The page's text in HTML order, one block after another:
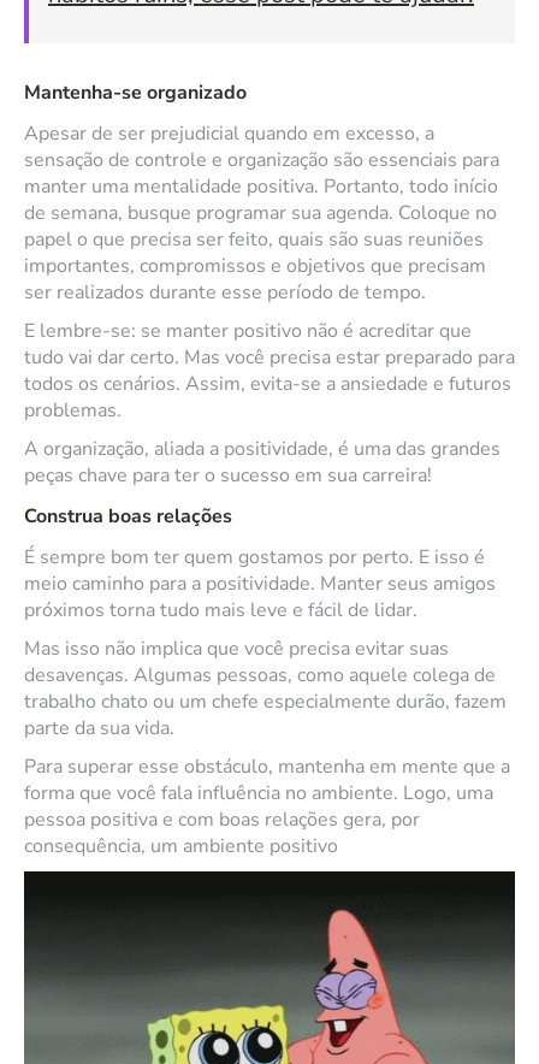
Mantenha-se organizado
Apesar de ser prejudicial quando em excesso, a
sensação de controle e organização são essenciais para
manter uma mentalidade positiva. Portanto, todo início
de semana, busque programar sua agenda. Coloque no
papel o que precisa ser feito, quais são suas reuniões
importantes, compromissos e objetivos que precisam
ser realizados durante esse período de tempo.
E lembre-se: se manter positivo não é acreditar que
tudo vai dar certo. Mas você precisa estar preparado para
todos os cenários. Assim, evita-se a ansiedade e futuros
problemas.
A organização, aliada a positividade, é uma das grandes
peças chave para ter o sucesso em sua carreira!
Construa boas relações
É sempre bom ter quem gostamos por perto. E isso é
meio caminho para a positividade. Manter seus amigos
próximos torna tudo mais leve e fácil de lidar.
Mas isso não implica que você precisa evitar suas
desavenças. Algumas pessoas, como aquele colega de
trabalho chato ou um chefe especialmente durão, fazem
parte da sua vida.
Para superar esse obstáculo, mantenha em mente que a
forma que você fala influência no ambiente. Logo, uma
pessoa positiva e com boas relações gera, por
consequência, um ambiente positivo